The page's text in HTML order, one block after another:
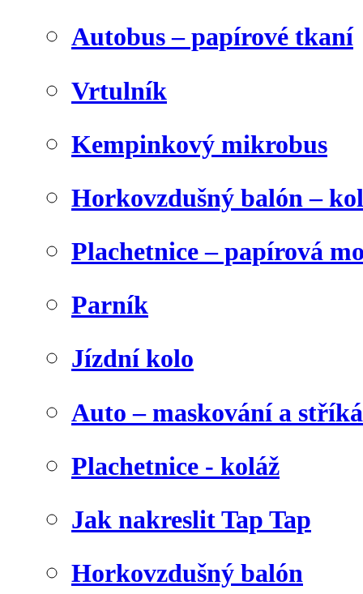
Autobus – papírové tkaní
Vrtulník
Kempinkový mikrobus
Horkovzdušný balón –
Plachetnice – papírová
Parník
Jízdní kolo
Auto – maskování a
Plachetnice - koláž
Jak nakreslit Tap Tap
Horkovzdušný balón